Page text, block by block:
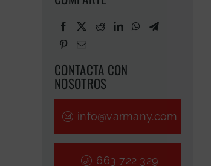
CONTACTA CON
NOSOTROS
info@varmany.com
663 722 329